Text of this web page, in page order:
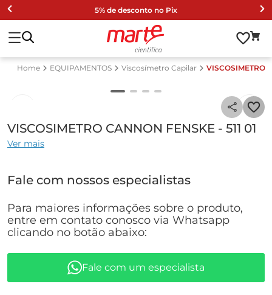
5% de desconto no Pix
EQUIPAMENTOS Viscosímetro Capilar VISCOSIMETRO
VISCOSIMETRO CANNON FENSKE - 511 01
Ver mais
Fale com nossos especialistas
Para maiores informações sobre o produto,
entre em contato conosco via Whatsapp
clicando no botão abaixo:
Fale com um especialista